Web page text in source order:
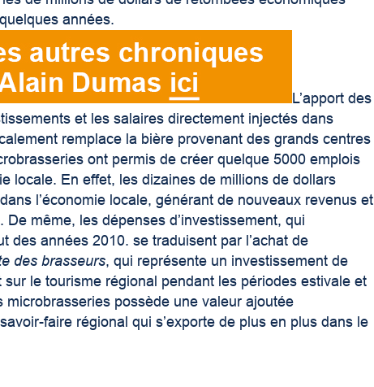
années.
L’apport des
et les salaires directement injectés dans
remplace la bière provenant des grands centres
ont permis de créer quelque 5000 emplois
locale. En effet, les dizaines de millions de dollars
l’économie locale, générant de nouveaux revenus et
même, les dépenses d’investissement, qui
des années 2010. se traduisent par l’achat de
des brasseurs, qui représente un investissement de
le tourisme régional pendant les périodes estivale et
microbrasseries possède une valeur ajoutée
faire régional qui s’exporte de plus en plus dans le